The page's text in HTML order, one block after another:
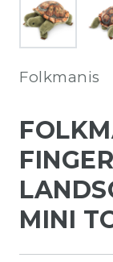
Folkmanis
MINI